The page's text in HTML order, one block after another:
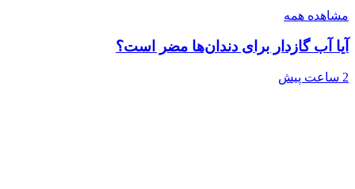
مشاهده همه
آیا آب گازدار برای دندان‌ها مضر است؟
2 ساعت پیش